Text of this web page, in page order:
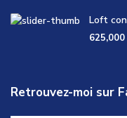
Loft
625,000
Retrouvez-moi sur